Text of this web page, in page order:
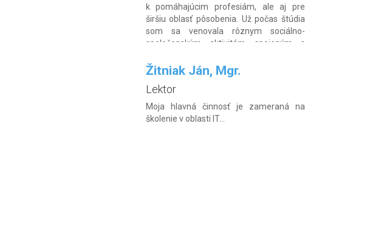
k pomáhajúcim profesiám, ale aj pre
širšiu oblasť pôsobenia. Už počas štúdia
som sa venovala rôznym sociálno-
spoločenským aktivitám spojeným s
centrách, zariadeniach pre seniorov,
centrách voľného […]
Žitniak Ján, Mgr.
Lektor
Moja hlavná činnosť je zameraná na
školenie v oblasti IT...